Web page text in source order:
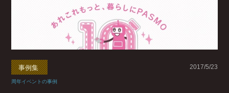
事例集 2017/5/23
周年イベントの事例